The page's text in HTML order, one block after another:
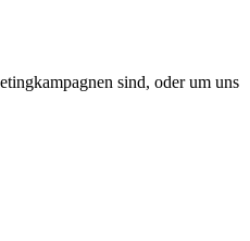
sind, oder um uns